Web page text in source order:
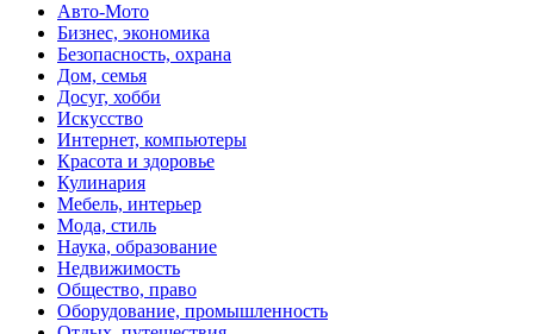
Авто-Мото
Бизнес, экономика
Безопасность, охрана
Дом, семья
Досуг, хобби
Искусство
Интернет, компьютеры
Красота и здоровье
Кулинария
Мебель, интерьер
Мода, стиль
Наука, образование
Недвижимость
Общество, право
Оборудование, промышленность